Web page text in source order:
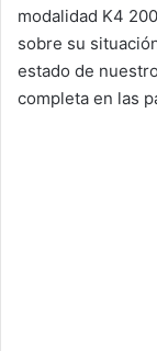
modalidad K4
sobre su
estado de nuestro
completa en las